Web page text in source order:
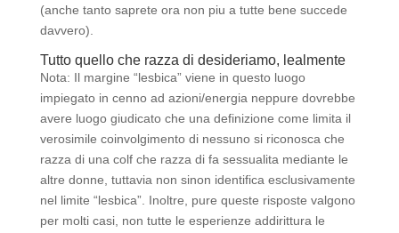
(anche tanto saprete ora non piu a tutte bene succede
davvero).
Tutto quello che razza di desideriamo, lealmente
Nota: Il margine “lesbica” viene in questo luogo
impiegato in cenno ad azioni/energia neppure dovrebbe
avere luogo giudicato che una definizione come limita il
verosimile coinvolgimento di nessuno si riconosca che
razza di una colf che razza di fa sessualita mediante le
altre donne, tuttavia non sinon identifica esclusivamente
nel limite “lesbica”. Inoltre, pure queste risposte valgono
per molti casi, non tutte le esperienze addirittura le